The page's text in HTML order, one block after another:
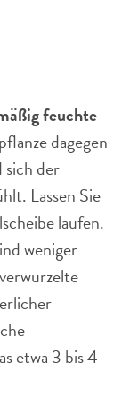
feuchte
dagegen
sich der
Lassen Sie
laufen.
weniger
etwa 3 bis 4